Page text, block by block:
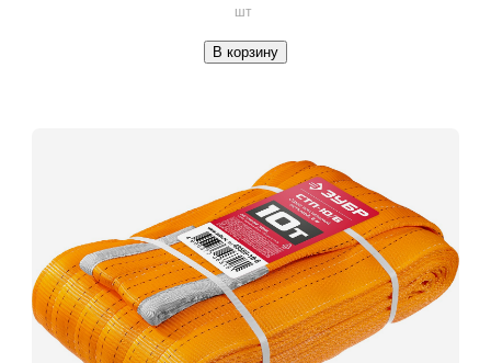
шт
В корзину